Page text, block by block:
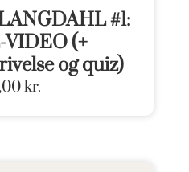
#1:
(+
og quiz)
kr.